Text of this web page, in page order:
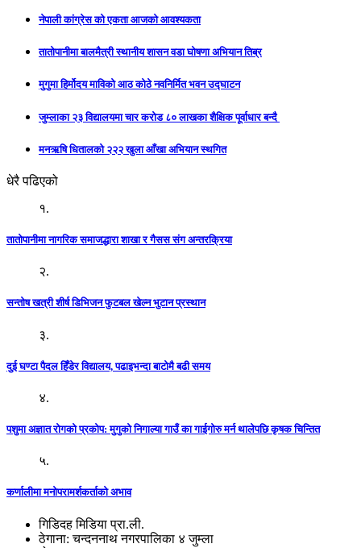
नेपाली कांग्रेस को एकता आजको आवश्यकता
तातोपानीमा बालमैत्री स्थानीय शासन वडा घोषणा अभियान तिब्र
मुगुमा हिर्मोदय माविको आठ कोठे नवनिर्मित भवन उद्घाटन
जुम्लाका २३ विद्यालयमा चार करोड ८० लाखका शैक्षिक पूर्वाधार बन्दै
मनऋषि धितालको २२२ खुला आँखा अभियान स्थगित
धेरै पढिएको
१.
तातोपानीमा नागरिक समाजद्धारा शाखा र गैसस संग अन्तरक्रिया
२.
सन्तोष खत्री शीर्ष डिभिजन फुटबल खेल्न भुटान प्रस्थान
३.
दुई घण्टा पैदल हिँडेर विद्यालय, पढाइभन्दा बाटोमै बढी समय
४.
पशुमा अज्ञात रोगको प्रकोप: मुगुको निगाल्या गाउँ का गाईगोरु मर्न थालेपछि कृषक चिन्तित
५.
कर्णालीमा मनोपरामर्शकर्ताको अभाव
गिडिदह मिडिया प्रा.ली.
ठेगाना: चन्दननाथ नगरपालिका ४ जुम्ला